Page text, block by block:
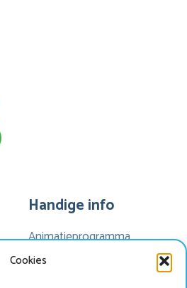
Cookies
Handige info
Animatieprogramma
Mijn Marveld